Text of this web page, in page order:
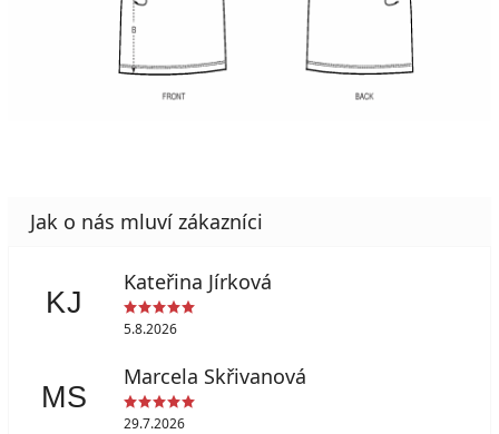
KJ
Kateřina Jírková
5.8.2026
MS
Marcela Skřivanová
29.7.2026